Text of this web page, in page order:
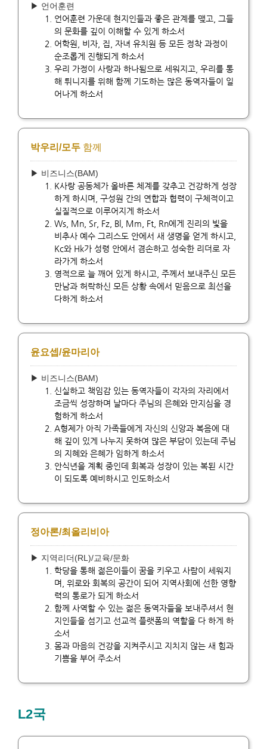
▶ 언어훈련
언어훈련 가운데 현지인들과 좋은 관계를 맺고, 그들
의 문화를 깊이 이해할 수 있게 하소서
어학원, 비자, 집, 자녀 유치원 등 모든 정착 과정이
순조롭게 진행되게 하소서
우리 가정이 사랑과 하나됨으로 세워지고, 우리를 통
해 튀니지를 위해 함께 기도하는 많은 동역자들이 일
어나게 하소서
박우리/모두 함께
▶ 비즈니스(BAM)
K사랑 공동체가 올바른 체계를 갖추고 건강하게 성장
하게 하시며, 구성원 간의 연합과 협력이 구체적이고
실질적으로 이루어지게 하소서
Ws, Mn, Sr, Fz, Bl, Mm, Ft, Rn에게 진리의 빛을
비추사 예수 그리스도 안에서 새 생명을 얻게 하시고,
Kc와 Hk가 성령 안에서 겸손하고 성숙한 리더로 자
라가게 하소서
영적으로 늘 깨어 있게 하시고, 주께서 보내주신 모든
만남과 허락하신 모든 상황 속에서 믿음으로 최선을
다하게 하소서
윤요셉/윤마리아
▶ 비즈니스(BAM)
신실하고 책임감 있는 동역자들이 각자의 자리에서
조금씩 성장하며 날마다 주님의 은혜와 만지심을 경
험하게 하소서
A형제가 아직 가족들에게 자신의 신앙과 복음에 대
해 깊이 있게 나누지 못하여 많은 부담이 있는데 주님
의 지혜와 은혜가 임하게 하소서
안식년을 계획 중인데 회복과 성장이 있는 복된 시간
이 되도록 예비하시고 인도하소서
정아론/최올리비아
▶ 지역리더(RL)/교육/문화
학당을 통해 젊은이들이 꿈을 키우고 사람이 세워지
며, 위로와 회복의 공간이 되어 지역사회에 선한 영향
력의 통로가 되게 하소서
함께 사역할 수 있는 젊은 동역자들을 보내주셔서 현
지인들을 섬기고 선교적 플랫폼의 역할을 다 하게 하
소서
몸과 마음의 건강을 지켜주시고 지치지 않는 새 힘과
기쁨을 부어 주소서
L2국